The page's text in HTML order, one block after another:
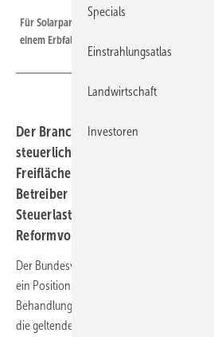
Für Solarparks sind ausreichend Flächen
einem Erbfall oder einer Hofübernahme?
Der Branchenverband der
steuerlichen Hürden beim Ausbau
Freiflächenanlagen. Werden
Betreiber verpachtet, drohen
Steuerlasten. Der Verband legt
Reformvorschläge vor.
Der Bundesverband der Energie- und
ein Positionspapier zur erbschaft- und
Behandlung von Solarparks Freifläch
die geltende Rechtslage: Sobald
Specials
Einstrahlungsatlas
Landwirtschaft
Investoren